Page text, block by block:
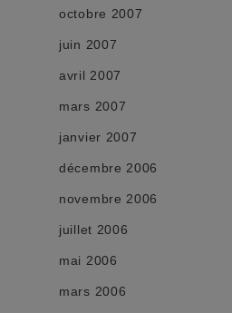
octobre 2007
juin 2007
avril 2007
mars 2007
janvier 2007
décembre 2006
novembre 2006
juillet 2006
mai 2006
mars 2006